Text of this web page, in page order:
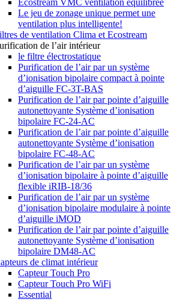
Ecostream VMC ventilation équilibrée
Le jeu de zonage unique permet une
ventilation plus intelligente!
de ventilation Clima et Ecostream
de l’air intérieur
le filtre électrostatique
Purification de l’air par un système
d’ionisation bipolaire compact à pointe
d’aiguille FC-3T-BAS
Purification de l’air par pointe d’aiguille
autonettoyante Système d’ionisation
bipolaire FC-24-AC
Purification de l’air par pointe d’aiguille
autonettoyante Système d’ionisation
bipolaire FC-48-AC
Purification de l’air par un système
d’ionisation bipolaire à pointe d’aiguille
flexible iRIB-18/36
Purification de l’air par un système
d’ionisation bipolaire modulaire à pointe
d’aiguille iMOD
Purification de l’air par pointe d’aiguille
autonettoyante Système d’ionisation
bipolaire DM48-AC
de climat intérieur
Capteur Touch Pro
Capteur Touch Pro WiFi
Essential